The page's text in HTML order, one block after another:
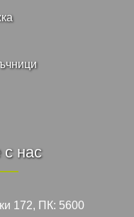
нас
172, ПК: 5600